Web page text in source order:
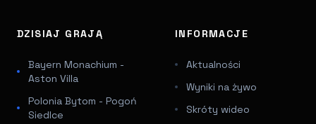
DZISIAJ GRAJĄ
Bayern Monachium -
Aston Villa
Polonia Bytom - Pogoń
Siedlce
INFORMACJE
Aktualności
Wyniki na żywo
Skróty wideo